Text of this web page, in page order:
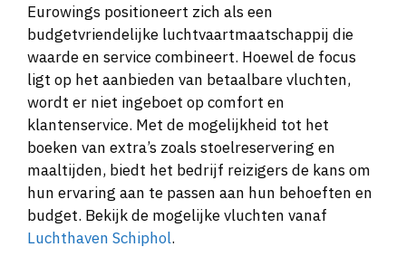
Eurowings positioneert zich als een
budgetvriendelijke luchtvaartmaatschappij die
waarde en service combineert. Hoewel de focus
ligt op het aanbieden van betaalbare vluchten,
wordt er niet ingeboet op comfort en
klantenservice. Met de mogelijkheid tot het
boeken van extra’s zoals stoelreservering en
maaltijden, biedt het bedrijf reizigers de kans om
hun ervaring aan te passen aan hun behoeften en
budget. Bekijk de mogelijke vluchten vanaf
Luchthaven Schiphol.